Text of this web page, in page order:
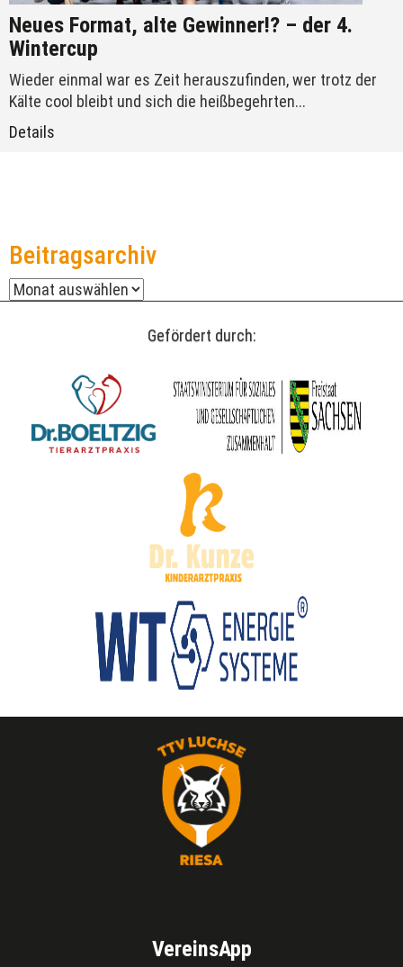
Neues Format, alte Gewinner!? – der 4.
Wintercup
Wieder einmal war es Zeit herauszufinden, wer trotz der
Kälte cool bleibt und sich die heißbegehrten...
Details
Beitragsarchiv
Beitragsarchiv
Gefördert durch:
VereinsApp